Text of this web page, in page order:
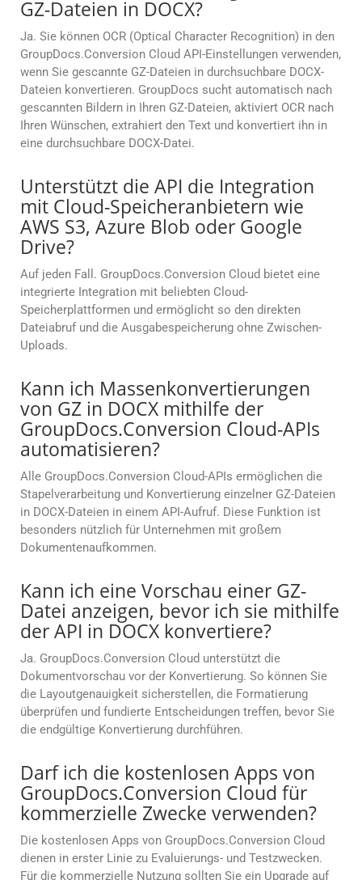
GZ-Dateien in DOCX?
Ja. Sie können OCR (Optical Character Recognition) in den
GroupDocs.Conversion Cloud API-Einstellungen verwenden,
wenn Sie gescannte GZ-Dateien in durchsuchbare DOCX-
Dateien konvertieren. GroupDocs sucht automatisch nach
gescannten Bildern in Ihren GZ-Dateien, aktiviert OCR nach
Ihren Wünschen, extrahiert den Text und konvertiert ihn in
eine durchsuchbare DOCX-Datei.
Unterstützt die API die Integration
mit Cloud-Speicheranbietern wie
AWS S3, Azure Blob oder Google
Drive?
Auf jeden Fall. GroupDocs.Conversion Cloud bietet eine
integrierte Integration mit beliebten Cloud-
Speicherplattformen und ermöglicht so den direkten
Dateiabruf und die Ausgabespeicherung ohne Zwischen-
Uploads.
Kann ich Massenkonvertierungen
von GZ in DOCX mithilfe der
GroupDocs.Conversion Cloud-APIs
automatisieren?
Alle GroupDocs.Conversion Cloud-APIs ermöglichen die
Stapelverarbeitung und Konvertierung einzelner GZ-Dateien
in DOCX-Dateien in einem API-Aufruf. Diese Funktion ist
besonders nützlich für Unternehmen mit großem
Dokumentenaufkommen.
Kann ich eine Vorschau einer GZ-
Datei anzeigen, bevor ich sie mithilfe
der API in DOCX konvertiere?
Ja. GroupDocs.Conversion Cloud unterstützt die
Dokumentvorschau vor der Konvertierung. So können Sie
die Layoutgenauigkeit sicherstellen, die Formatierung
überprüfen und fundierte Entscheidungen treffen, bevor Sie
die endgültige Konvertierung durchführen.
Darf ich die kostenlosen Apps von
GroupDocs.Conversion Cloud für
kommerzielle Zwecke verwenden?
Die kostenlosen Apps von GroupDocs.Conversion Cloud
dienen in erster Linie zu Evaluierungs- und Testzwecken.
Für die kommerzielle Nutzung sollten Sie ein Upgrade auf